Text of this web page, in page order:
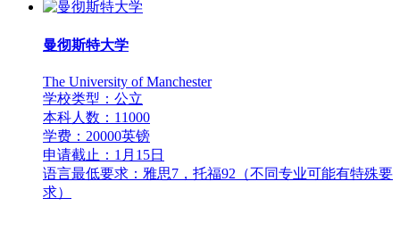
曼彻斯特大学
The University of Manchester
学校类型：公立
本科人数：11000
学费：20000英镑
申请截止：1月15日
语言最低要求：雅思7，托福92（不同专业可能有特殊要
求）